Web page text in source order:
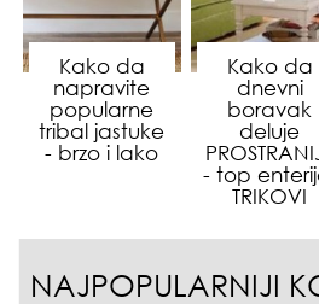
Kako da
napravite
popularne
tribal jastuke
- brzo i lako
Kako da
dnevni
boravak
deluje
- top
TRIKOVI
NAJPOPULARNIJI